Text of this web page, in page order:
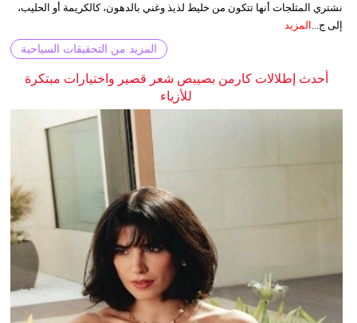
نشتري المثلجات أنها تتكون من خليط لذيذ وغني بالدهون، كالكريمة أو الحليب،
إلى ج...
المزيد
المزيد من التحقيقات السياحية
أحدث إطلالات كارمن بصيبص شعر قصير واختيارات مبتكرة
للأزياء